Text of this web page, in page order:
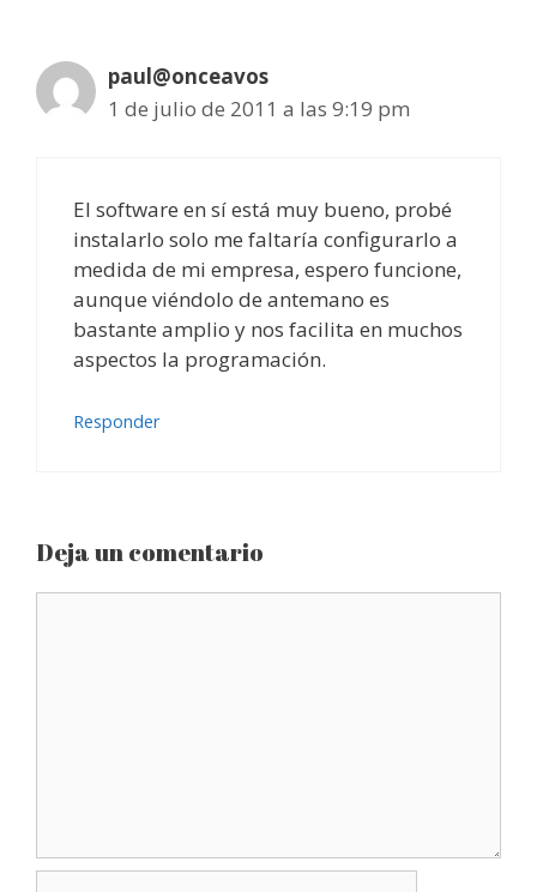
paul@onceavos
1 de julio de 2011 a las 9:19 pm
El software en sí está muy bueno, probé
instalarlo solo me faltaría configurarlo a
medida de mi empresa, espero funcione,
aunque viéndolo de antemano es
bastante amplio y nos facilita en muchos
aspectos la programación.
Responder
Deja un comentario